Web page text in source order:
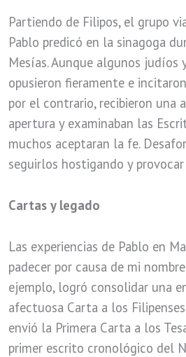
Partiendo de Filipos, el grupo
Pablo predicó en la sinagoga
Mesías. Aunque algunos judíos
opusieron fieramente e
por el contrario, recibieron una
apertura y examinaban las
muchos aceptaran la fe.
seguirlos hostigando y
Cartas y legado
Las experiencias de Pablo en
padecer por causa de mi
ejemplo, logró consolidar una
afectuosa Carta a los
envió la Primera Carta a los
primer escrito cronológico del